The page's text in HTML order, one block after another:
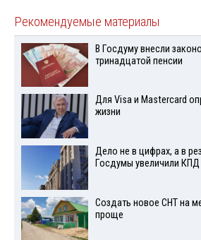
Рекомендуемые материалы
В Госдуму внесли
тринадцатой пенсии
Для Visа и Mastercard
жизни
Дело не в цифрах, а в
Госдумы увеличили КПД
Создать новое СНТ на
проще